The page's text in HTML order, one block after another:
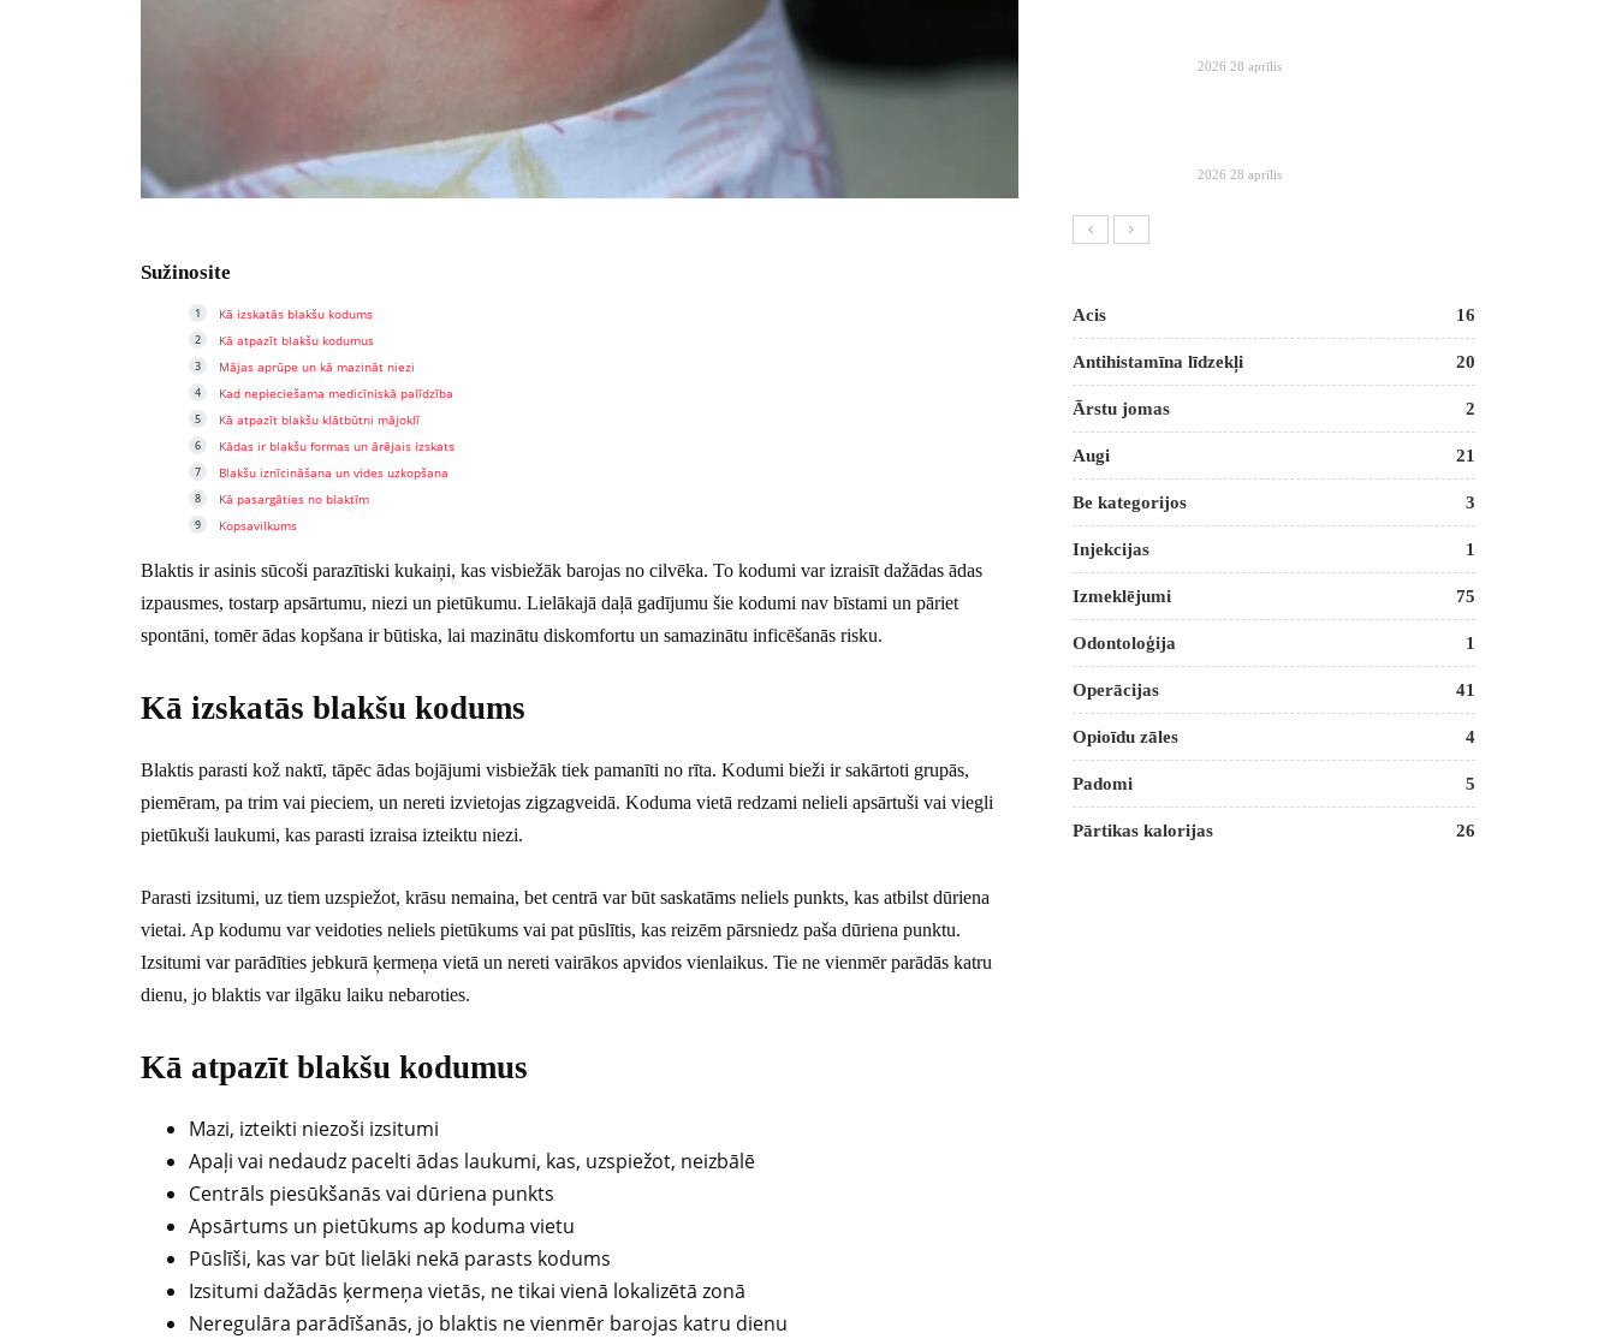
Sužinosite
Kā izskatās blakšu kodums
Kā atpazīt blakšu kodumus
Mājas aprūpe un kā mazināt niezi
Kad nepieciešama medicīniskā palīdzība
Kā atpazīt blakšu klātbūtni mājoklī
Kādas ir blakšu formas un ārējais izskats
Blakšu iznīcināšana un vides uzkopšana
Kā pasargāties no blaktīm
Kopsavilkums
Blaktis ir asinis sūcoši parazītiski kukaiņi, kas visbiežāk barojas no cilvēka. To kodumi var izraisīt dažādas ādas
izpausmes, tostarp apsārtumu, niezi un pietūkumu. Lielākajā daļā gadījumu šie kodumi nav bīstami un pāriet
spontāni, tomēr ādas kopšana ir būtiska, lai mazinātu diskomfortu un samazinātu inficēšanās risku.
Kā izskatās blakšu kodums
Blaktis parasti kož naktī, tāpēc ādas bojājumi visbiežāk tiek pamanīti no rīta. Kodumi bieži ir sakārtoti grupās,
piemēram, pa trim vai pieciem, un nereti izvietojas zigzagveidā. Koduma vietā redzami nelieli apsārtuši vai viegli
pietūkuši laukumi, kas parasti izraisa izteiktu niezi.
Parasti izsitumi, uz tiem uzspiežot, krāsu nemaina, bet centrā var būt saskatāms neliels punkts, kas atbilst dūriena
vietai. Ap kodumu var veidoties neliels pietūkums vai pat pūslītis, kas reizēm pārsniedz paša dūriena punktu.
Izsitumi var parādīties jebkurā ķermeņa vietā un nereti vairākos apvidos vienlaikus. Tie ne vienmēr parādās katru
dienu, jo blaktis var ilgāku laiku nebaroties.
Kā atpazīt blakšu kodumus
Mazi, izteikti niezoši izsitumi
Apaļi vai nedaudz pacelti ādas laukumi, kas, uzspiežot, neizbālē
Centrāls piesūkšanās vai dūriena punkts
Apsārtums un pietūkums ap koduma vietu
Pūslīši, kas var būt lielāki nekā parasts kodums
Izsitumi dažādās ķermeņa vietās, ne tikai vienā lokalizētā zonā
Neregulāra parādīšanās, jo blaktis ne vienmēr barojas katru dienu
2026 28 aprīlis
2026 28 aprīlis
Acis 16
Antihistamīna līdzekļi 20
Ārstu jomas 2
Augi 21
Be kategorijos 3
Injekcijas 1
Izmeklējumi 75
Odontoloģija 1
Operācijas 41
Opioīdu zāles 4
Padomi 5
Pārtikas kalorijas 26